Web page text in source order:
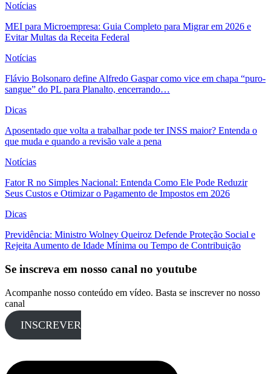
Notícias
MEI para Microempresa: Guia Completo para Migrar em 2026 e
Evitar Multas da Receita Federal
Notícias
Flávio Bolsonaro define Alfredo Gaspar como vice em chapa “puro-
sangue” do PL para Planalto, encerrando…
Dicas
Aposentado que volta a trabalhar pode ter INSS maior? Entenda o
que muda e quando a revisão vale a pena
Notícias
Fator R no Simples Nacional: Entenda Como Ele Pode Reduzir
Seus Custos e Otimizar o Pagamento de Impostos em 2026
Dicas
Previdência: Ministro Wolney Queiroz Defende Proteção Social e
Rejeita Aumento de Idade Mínima ou Tempo de Contribuição
Se inscreva em nosso canal no youtube
Acompanhe nosso conteúdo em vídeo. Basta se inscrever no nosso
canal
INSCREVER